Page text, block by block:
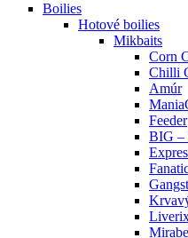
Boilies
Hotové boilies
Mikbaits
Corn
Chilli
Amúr
Feeder
BIG –